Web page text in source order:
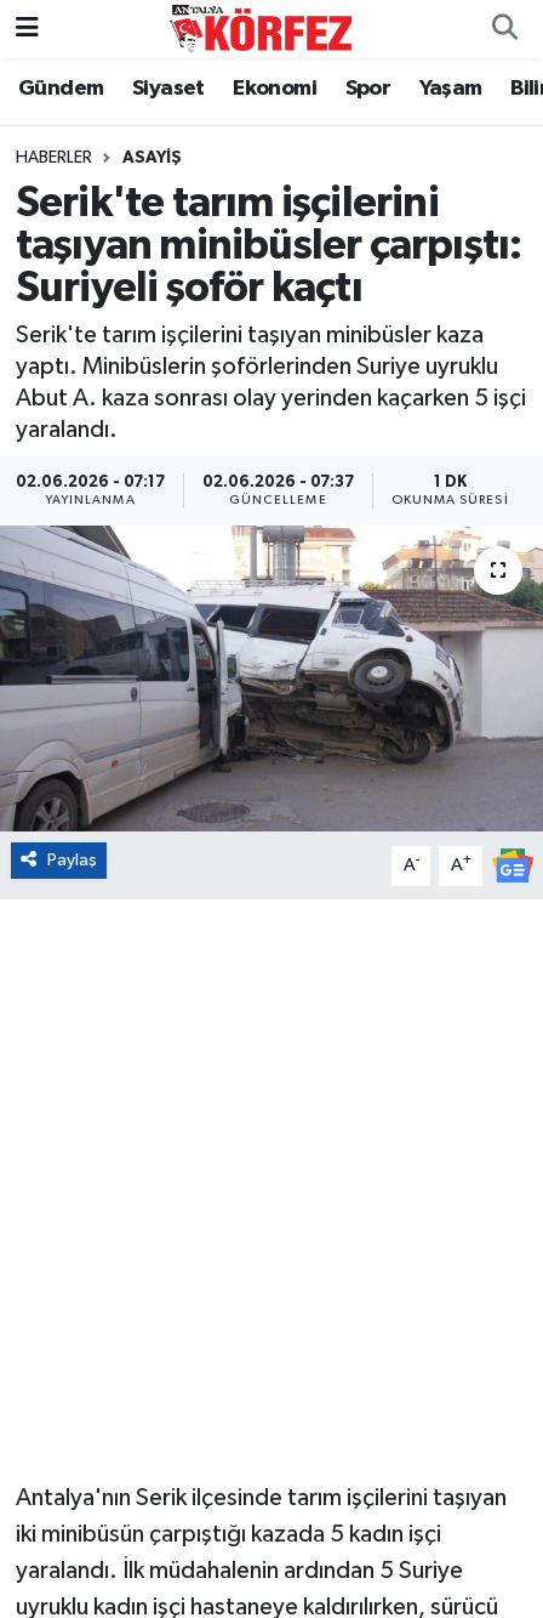
Gündem Siyaset Ekonomi Spor Yaşam
HABERLER ASAYIŞ
Serik'te tarım işçilerini
taşıyan minibüsler çarpıştı:
Suriyeli şoför kaçtı
Serik'te tarım işçilerini taşıyan minibüsler kaza
yaptı. Minibüslerin şoförlerinden Suriye uyruklu
Abut A. kaza sonrası olay yerinden kaçarken 5 işçi
yaralandı.
02.06.2026 - 07:17
YAYINLANMA
02.06.2026 - 07:37
GÜNCELLEME
1 DK
OKUNMA SÜRESI
Paylaş A- A+
Antalya'nın Serik ilçesinde tarım işçilerini taşıyan
iki minibüsün çarpıştığı kazada 5 kadın işçi
yaralandı. İlk müdahalenin ardından 5 Suriye
uyruklu kadın işçi hastaneye kaldırılırken, sürücü
Gündem
Siyaset
Yerel Yönetim
Ekonomi
Spor
Yaşam
Dünya
Eğitim
Sağlık
Magazin
Turizm
Çevre
Nöbetçi Eczaneler
Hava Durumu
Trafik Durumu
Süper Lig Puan Durumu ve Fikstür
Tüm Manşetler
Son Dakika Haberleri